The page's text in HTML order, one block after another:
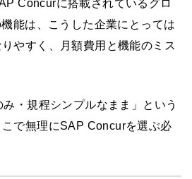
Concurに搭載されているグロ
能は、こうした企業にとっては
りやすく、月額費用と機能のミス
み・規程シンプルなまま」という
で無理にSAP Concurを選ぶ必